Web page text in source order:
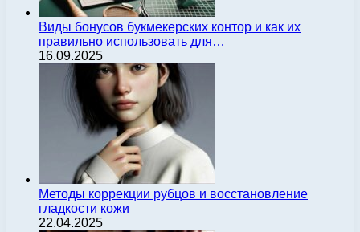
Виды бонусов букмекерских контор и как их
правильно использовать для…
16.09.2025
Методы коррекции рубцов и восстановление
гладкости кожи
22.04.2025